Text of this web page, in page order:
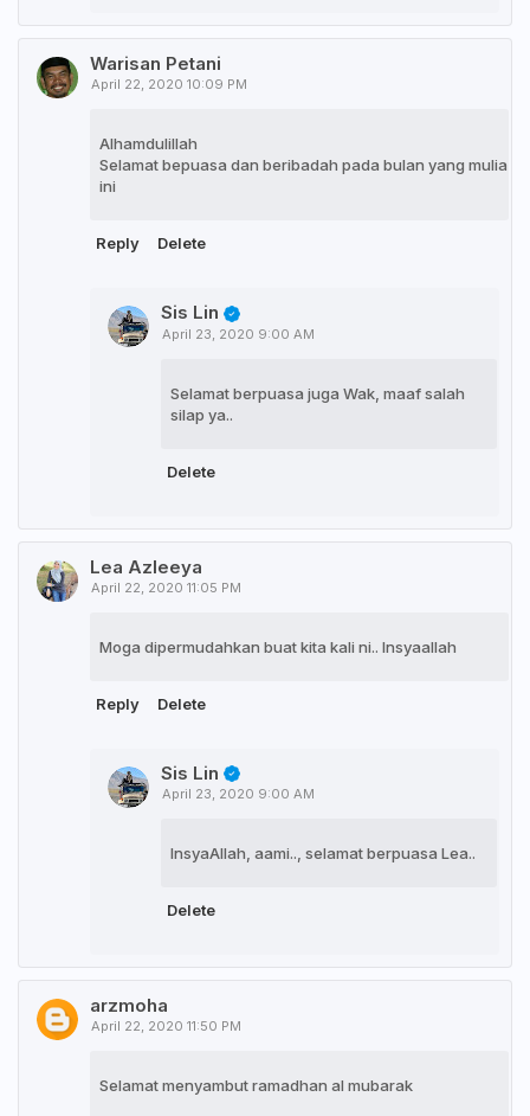
Warisan Petani
April 22, 2020 10:09 PM
Alhamdulillah
Selamat bepuasa dan beribadah pada bulan yang mulia
ini
Reply Delete
Sis Lin
April 23, 2020 9:00 AM
Selamat berpuasa juga Wak, maaf salah
silap ya..
Delete
Lea Azleeya
April 22, 2020 11:05 PM
Moga dipermudahkan buat kita kali ni.. Insyaallah
Reply Delete
Sis Lin
April 23, 2020 9:00 AM
InsyaAllah, aami.., selamat berpuasa Lea..
Delete
arzmoha
April 22, 2020 11:50 PM
Selamat menyambut ramadhan al mubarak